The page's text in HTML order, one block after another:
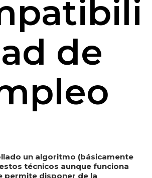
de
un algoritmo (básicamente
técnicos aunque funciona
permite disponer de la